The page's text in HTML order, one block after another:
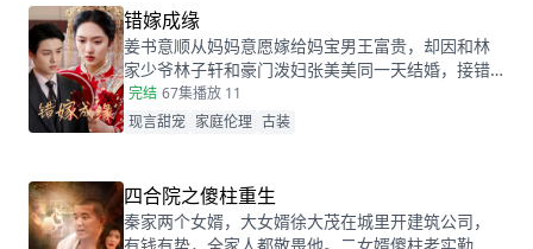
她凭借护身符和鸡汤味道发现真相。夏永长与江正
阳阻挠，夏雨薇救下父女，秦志苏醒，一家团圆，
夏永长悔悟，夏雨薇继承家业，与秦志重归于好。
错嫁成缘
姜书意顺从妈妈意愿嫁给妈宝男王富贵，却因和林
家少爷林子轩和豪门泼妇张美美同一天结婚，接错
了亲！而两对新人根本不知情...这场洞错房的闹剧会
如何收场？
完结 67集播放 11
现言甜宠 家庭伦理 古装
四合院之傻柱重生
秦家两个女婿，大女婿徐大茂在城里开建筑公司，